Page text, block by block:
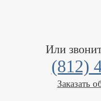
Или
(812)
Заказать